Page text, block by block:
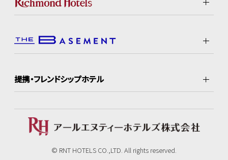
提携・フレンドシップホテル
© RNT HOTELS CO.,LTD. All rights reserved.